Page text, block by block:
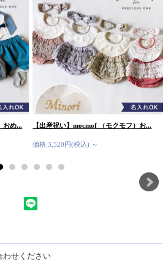
おめ... 【出産祝い】mocmof （モクモフ）お...
価格:3,520円(税込) ～
わせください